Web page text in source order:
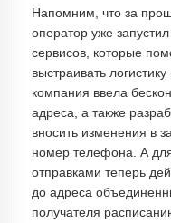
Напомним, что за
оператор уже
сервисов, которые
выстраивать
компания ввела
адреса, а также
вносить изменения в
номер телефона. А
отправками теперь
до адреса
получателя